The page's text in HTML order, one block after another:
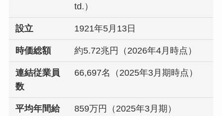
td.）
設立 1921年5月13日
時価総額 約5.72兆円（2026年4月時点）
連結従業員
数
66,697名（2025年3月期時点）
平均年間給 859万円（2025年3月期）